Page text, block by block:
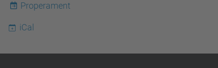
Properament
iCal